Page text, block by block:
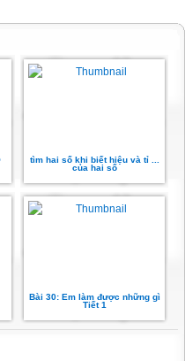
tìm hai số khi biết hiệu và tỉ ...
của hai số
Bài 30: Em làm được những gì
Tiết 1